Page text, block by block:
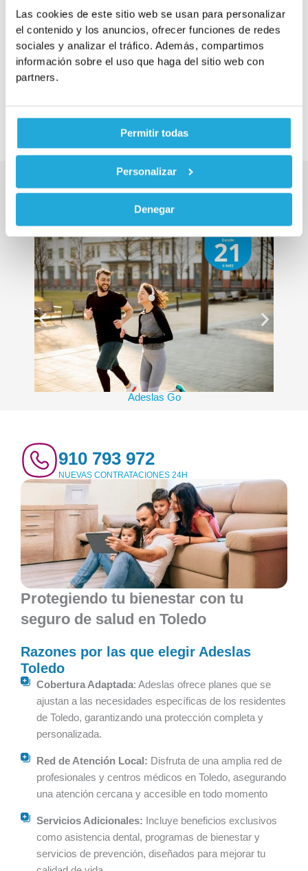
Las cookies de este sitio web se usan para personalizar
el contenido y los anuncios, ofrecer funciones de redes
sociales y analizar el tráfico. Además, compartimos
información sobre el uso que haga del sitio web con
partners.
Permitir todas
Personalizar
Denegar
el cuidado bucodental, incluyendo revisiones periódicas,
limpiezas, empastes, extracciones, ortodoncia y
tratamientos más complejos. Con acceso a una amplia red
de clínicas dentales y especialistas, garantizamos una
para cubrir todas las necesidades de salud bucodental de
tu familia, asegurando sonrisas saludables.
Nuestros Seguros Adeslas para
Particulares
Adeslas Go
Protegiendo tu bienestar con tu
seguro de salud en Toledo
910 793 972
NUEVAS CONTRATACIONES 24H
Razones por las que elegir Adeslas
Toledo
Cobertura Adaptada: Adeslas ofrece planes que se
ajustan a las necesidades específicas de los residentes
de Toledo, garantizando una protección completa y
personalizada.
Red de Atención Local: Disfruta de una amplia red de
profesionales y centros médicos en Toledo, asegurando
una atención cercana y accesible en todo momento
Servicios Adicionales: Incluye beneficios exclusivos
como asistencia dental, programas de bienestar y
servicios de prevención, diseñados para mejorar tu